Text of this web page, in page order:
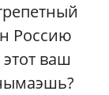
Россию
этот ваш